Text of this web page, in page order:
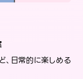
、日常的に楽しめる